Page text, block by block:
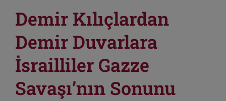
Demir Kılıçlardan
Demir Duvarlara
İsrailliler Gazze
Savaşı’nın Sonunu